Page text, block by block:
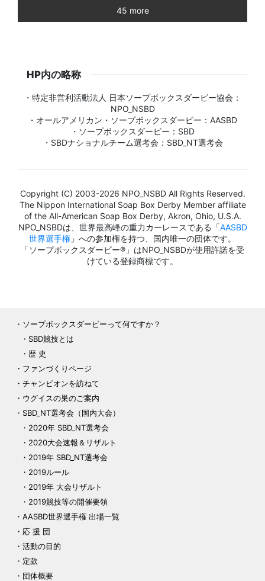
45 more
HP内の略称
・特定非営利活動法人 日本ソープボックスダービー協会：
NPO_NSBD
・オールアメリカン・ソープボックスダービー：AASBD
・ソープボックスダービー：SBD
・SBDナショナルチーム選考会：SBD_NT選考会
Copyright (C) 2003-2026 NPO_NSBD All Rights Reserved.
The Nippon International Soap Box Derby Member affiliate
of the All-American Soap Box Derby, Akron, Ohio, U.S.A.
NPO_NSBDは、世界最高峰の重力カーレースである「AASBD
世界選手権 」への参加権を持つ、国内唯一の団体です。
「ソープボックスダービー®」はNPO_NSBDが使用許諾を受
けている登録商標です。
ソープボックスダービーって何ですか？
SBD競技とは
歴 史
ファンづくりページ
チャンピオンを訪ねて
ウグイスの巣のご案内
SBD_NT選考会（国内大会）
2020年 SBD_NT選考会
2020大会速報＆リザルト
2019年 SBD_NT選考会
2019ルール
2019年 大会リザルト
2019競技等の開催要領
AASBD世界選手権 出場一覧
応 援 団
活動の目的
定款
団体概要